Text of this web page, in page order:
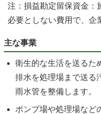
注：損益勘定留保資金：
必要としない費用で、企
主な事業
衛生的な生活を送るた
排水を処理場まで送る
雨水管を整備します。
ポンプ場や処理場など